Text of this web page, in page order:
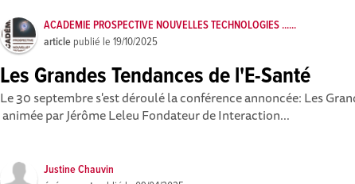
ACADEMIE PROSPECTIVE NOUVELLES TECHNOLOGIES ......
article publié le19/10/2025
Les Grandes Tendances de l'E-Santé
Le 30 septembre s'est déroulé la conférence annoncée: Les
animée par Jérôme Leleu Fondateur de Interaction...
Justine Chauvin